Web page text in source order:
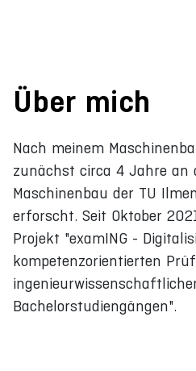
Über mich
Nach meinem
zunächst circa 4 Jahre
Maschinenbau der TU
erforscht. Seit Oktober
Projekt "examING -
kompetenzorientierten
Bachelorstudiengängen".